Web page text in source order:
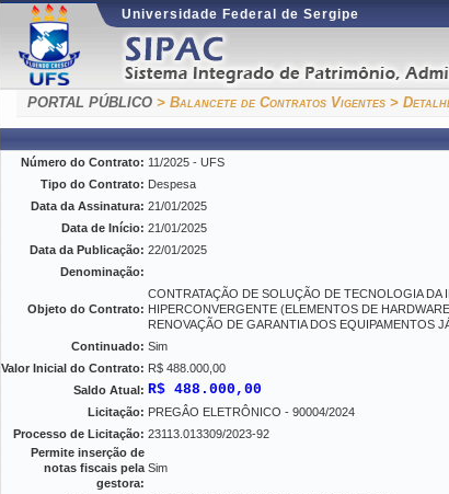
Universidade Federal de Sergipe
PORTAL PÚBLICO > Balancete de Contratos Vigentes >
Número do Contrato: 11/2025 - UFS
Tipo do Contrato: Despesa
Data da Assinatura: 21/01/2025
Data de Início: 21/01/2025
Data da Publicação: 22/01/2025
Denominação:
Objeto do Contrato:
CONTRATAÇÃO DE SOLUÇÃO DE TECNOLOGIA
HIPERCONVERGENTE (ELEMENTOS DE
RENOVAÇÃO DE GARANTIA DOS EQUIPAMENTOS
Continuado: Sim
Valor Inicial do Contrato: R$ 488.000,00
Saldo Atual: R$ 488.000,00
Licitação: PREGÂO ELETRÔNICO - 90004/2024
Processo de Licitação: 23113.013309/2023-92
Permite inserção de
notas fiscais pela
gestora:
Sim